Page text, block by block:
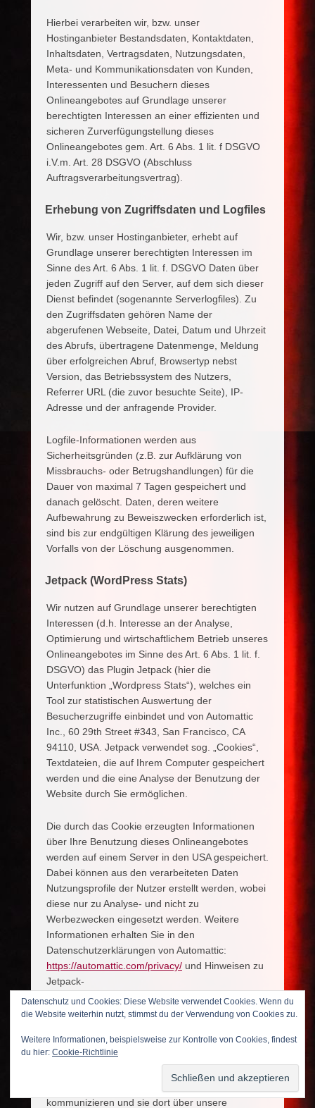
Hierbei verarbeiten wir, bzw. unser
Hostinganbieter Bestandsdaten, Kontaktdaten,
Inhaltsdaten, Vertragsdaten, Nutzungsdaten,
Meta- und Kommunikationsdaten von Kunden,
Interessenten und Besuchern dieses
Onlineangebotes auf Grundlage unserer
berechtigten Interessen an einer effizienten und
sicheren Zurverfügungstellung dieses
Onlineangebotes gem. Art. 6 Abs. 1 lit. f DSGVO
i.V.m. Art. 28 DSGVO (Abschluss
Auftragsverarbeitungsvertrag).
Erhebung von Zugriffsdaten und Logfiles
Wir, bzw. unser Hostinganbieter, erhebt auf
Grundlage unserer berechtigten Interessen im
Sinne des Art. 6 Abs. 1 lit. f. DSGVO Daten über
jeden Zugriff auf den Server, auf dem sich dieser
Dienst befindet (sogenannte Serverlogfiles). Zu
den Zugriffsdaten gehören Name der
abgerufenen Webseite, Datei, Datum und Uhrzeit
des Abrufs, übertragene Datenmenge, Meldung
über erfolgreichen Abruf, Browsertyp nebst
Version, das Betriebssystem des Nutzers,
Referrer URL (die zuvor besuchte Seite), IP-
Adresse und der anfragende Provider.
Logfile-Informationen werden aus
Sicherheitsgründen (z.B. zur Aufklärung von
Missbrauchs- oder Betrugshandlungen) für die
Dauer von maximal 7 Tagen gespeichert und
danach gelöscht. Daten, deren weitere
Aufbewahrung zu Beweiszwecken erforderlich ist,
sind bis zur endgültigen Klärung des jeweiligen
Vorfalls von der Löschung ausgenommen.
Jetpack (WordPress Stats)
Wir nutzen auf Grundlage unserer berechtigten
Interessen (d.h. Interesse an der Analyse,
Optimierung und wirtschaftlichem Betrieb unseres
Onlineangebotes im Sinne des Art. 6 Abs. 1 lit. f.
DSGVO) das Plugin Jetpack (hier die
Unterfunktion „Wordpress Stats“), welches ein
Tool zur statistischen Auswertung der
Besucherzugriffe einbindet und von Automattic
Inc., 60 29th Street #343, San Francisco, CA
94110, USA. Jetpack verwendet sog. „Cookies“,
Textdateien, die auf Ihrem Computer gespeichert
werden und die eine Analyse der Benutzung der
Website durch Sie ermöglichen.
Die durch das Cookie erzeugten Informationen
über Ihre Benutzung dieses Onlineangebotes
werden auf einem Server in den USA gespeichert.
Dabei können aus den verarbeiteten Daten
Nutzungsprofile der Nutzer erstellt werden, wobei
diese nur zu Analyse- und nicht zu
Werbezwecken eingesetzt werden. Weitere
Informationen erhalten Sie in den
Datenschutzerklärungen von Automattic:
https://automattic.com/privacy/ und Hinweisen zu
Jetpack-
Cookies: https://jetpack.com/support/cookies/
Wir unterhalten Onlinepräsenzen innerhalb
dort aktiven Kunden, Interessenten und Nutzern
kommunizieren und sie dort über unsere
Datenschutz und Cookies: Diese Website verwendet Cookies. Wenn du
die Website weiterhin nutzt, stimmst du der Verwendung von Cookies zu.
Weitere Informationen, beispielsweise zur Kontrolle von Cookies, findest
du hier: Cookie-Richtlinie